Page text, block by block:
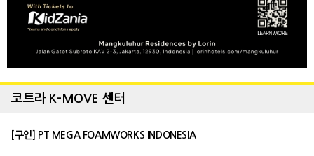
코트라 K-MOVE 센터
[구인] PT MEGA FOAMWORKS INDONESIA